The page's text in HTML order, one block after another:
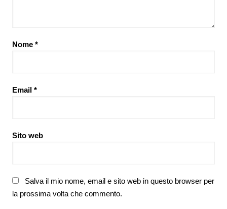
Nome *
Email *
Sito web
Salva il mio nome, email e sito web in questo browser per
la prossima volta che commento.